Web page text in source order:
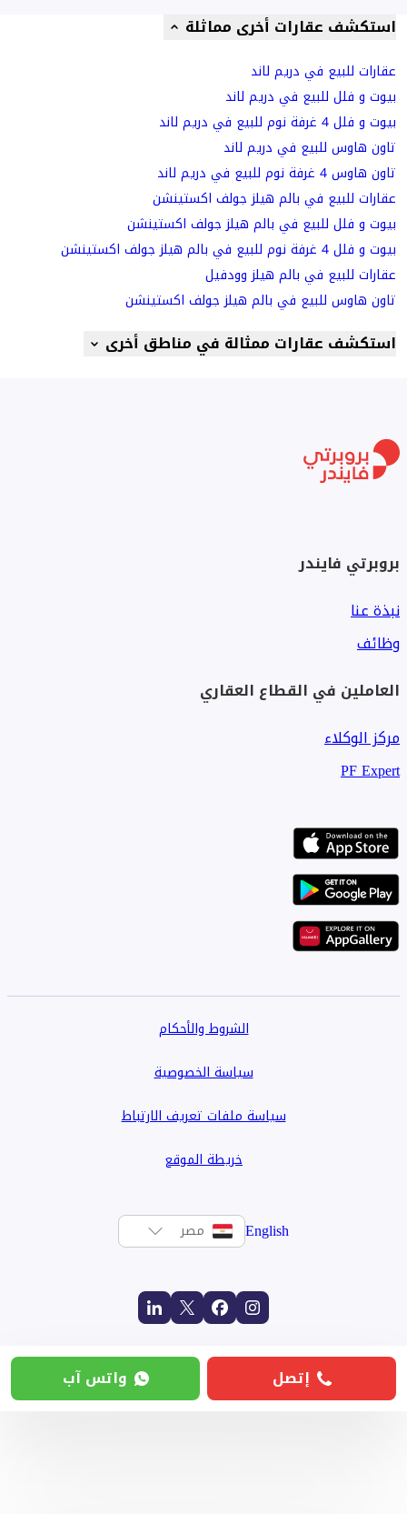
استكشف عقارات أخرى مماثلة
عقارات للبيع في دريم لاند
بيوت و فلل للبيع في دريم لاند
بيوت و فلل 4 غرفة نوم للبيع في دريم لاند
تاون هاوس للبيع في دريم لاند
تاون هاوس 4 غرفة نوم للبيع في دريم لاند
عقارات للبيع في بالم هيلز جولف اكستينشن
بيوت و فلل للبيع في بالم هيلز جولف اكستينشن
بيوت و فلل 4 غرفة نوم للبيع في بالم هيلز جولف اكستينشن
عقارات للبيع في بالم هيلز وودفيل
تاون هاوس للبيع في بالم هيلز جولف اكستينشن
استكشف عقارات ممثالة في مناطق أخرى
بروبرتي فايندر
نبذة عنا
وظائف
العاملين في القطاع العقاري
مركز الوكلاء
PF Expert
الشروط والأحكام
سياسة الخصوصية
سياسة ملفات تعريف الارتباط
خريطة الموقع
English مصر
إتصل واتس آب